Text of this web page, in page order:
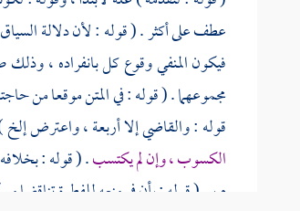
عطف على أكثر . ( قوله : لأن دلالة
فيكون المنفي وقوع كل بانفراده ،
مجموعهما . ( قوله : في المتن موقعا من
قوله : والقاضي إلا أربعة ، واعترض
الكسوب ، وإن لم يكتسب. ( قوله :
م ر . ( قوله : بأن في منعه للفطرة تناقضا